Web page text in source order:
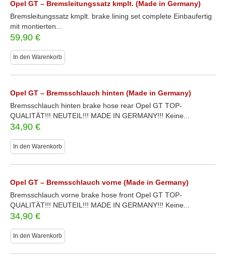
Opel GT – Bremsleitungssatz kmplt. (Made in Germany)
Bremsleitungssatz kmplt. brake lining set complete Einbaufertig
mit montierten...
59,90 €
In den Warenkorb
Opel GT – Bremsschlauch hinten (Made in Germany)
Bremsschlauch hinten brake hose rear Opel GT TOP-
QUALITÄT!!! NEUTEIL!!! MADE IN GERMANY!!! Keine...
34,90 €
In den Warenkorb
Opel GT – Bremsschlauch vorne (Made in Germany)
Bremsschlauch vorne brake hose front Opel GT TOP-
QUALITÄT!!! NEUTEIL!!! MADE IN GERMANY!!! Keine...
34,90 €
In den Warenkorb